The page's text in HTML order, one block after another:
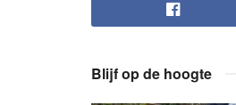
Blijf op de hoogte